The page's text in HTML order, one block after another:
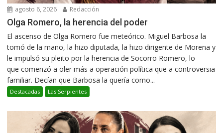
agosto 6, 2026 Redacción
Olga Romero, la herencia del poder
El ascenso de Olga Romero fue meteórico. Miguel Barbosa la
tomó de la mano, la hizo diputada, la hizo dirigente de Morena y
le impulsó su pleito por la herencia de Socorro Romero, lo
que comenzó a oler más a operación política que a controversia
familiar. Decían que Barbosa la quería como...
Destacadas Las Serpientes